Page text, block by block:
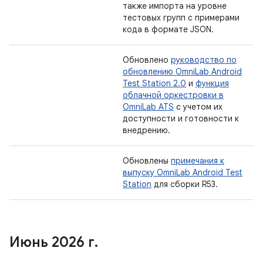
также импорта на уровне
тестовых групп с примерами
кода в формате JSON.
Обновлено руководство по
обновлению OmniLab Android
Test Station 2.0 и функция
облачной оркестровки в
OmniLab ATS с учетом их
доступности и готовности к
внедрению.
Обновлены примечания к
выпуску OmniLab Android Test
Station для сборки R53.
Июнь 2026 г.